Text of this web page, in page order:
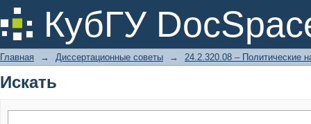
КубГУ
Искать
Главная → Диссертационные советы → 24.2.320.08 – Политические
Искать